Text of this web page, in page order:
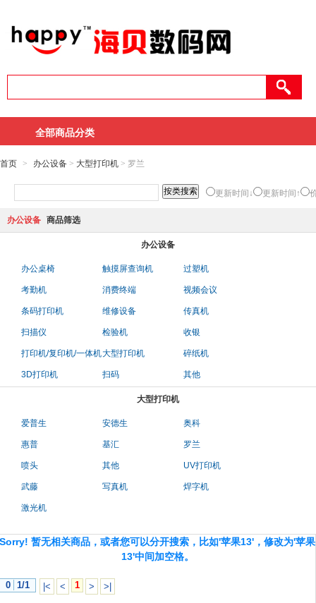
全部商品分类
首页 > 办公设备 > 大型打印机 > 罗兰
更新时间↓ 更新时间↑
办公设备 商品筛选
办公设备
办公桌椅 触摸屏查询机 过塑机
考勤机 消费终端 视频会议
条码打印机 维修设备 传真机
扫描仪 检验机 收银
打印机/复印机/一体机大型打印机 碎纸机
3D打印机 扫码 其他
大型打印机
爱普生 安德生 奥科
惠普 基汇 罗兰
喷头 其他 UV打印机
武藤 写真机 焊字机
激光机
Sorry! 暂无相关商品，或者您可以分开搜索，比如'苹果13'，修改为'苹果
13'中间加空格。
0 1/1 |< < 1 > >|